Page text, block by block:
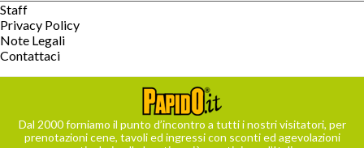
Staff
Privacy Policy
Note Legali
Contattaci
Dal 2000 forniamo il punto d’incontro a tutti i nostri visitatori, per
prenotazioni cene, tavoli ed ingressi con sconti ed agevolazioni